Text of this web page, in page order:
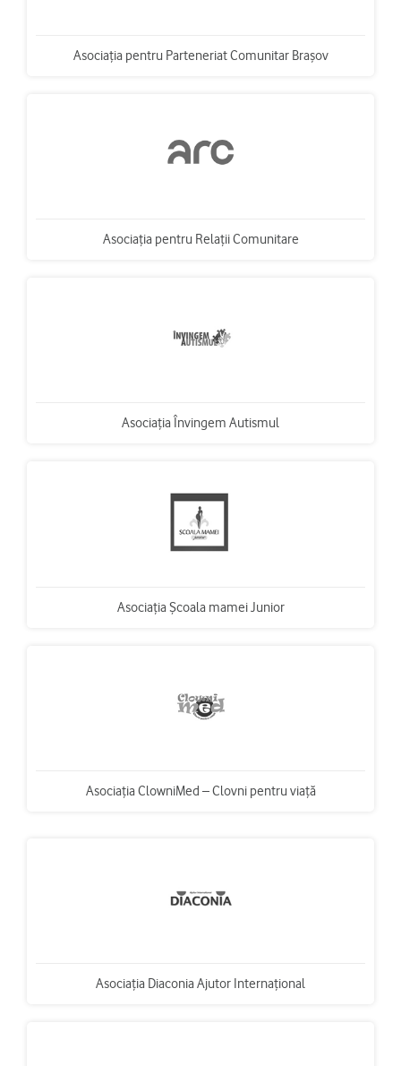
Asociaţia pentru Parteneriat Comunitar Braşov
Asociaţia pentru Relaţii Comunitare
Asociaţia Învingem Autismul
Asociaţia Şcoala mamei Junior
Asociaţia ClowniMed – Clovni pentru viaţă
Asociaţia Diaconia Ajutor Internaţional